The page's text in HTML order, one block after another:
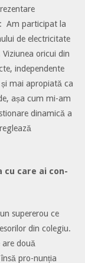
Am participat la
de electricitate
oricui din
independente
mai apropiată ca
așa cum mi-am
dinamică a
cu care ai con-
supererou ce
din colegiu.
are două
pro-nunția